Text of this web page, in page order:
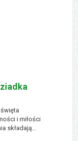
i miłości
składają...